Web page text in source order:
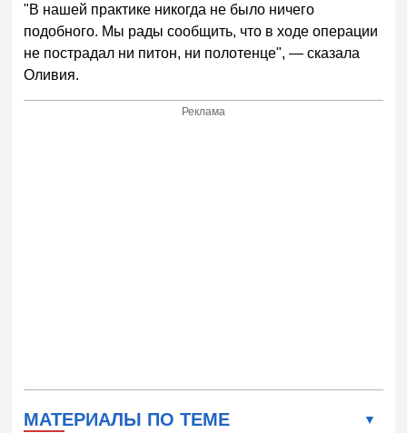
"В нашей практике никогда не было ничего
подобного. Мы рады сообщить, что в ходе операции
не пострадал ни питон, ни полотенце", — сказала
Оливия.
Реклама
МАТЕРИАЛЫ ПО ТЕМЕ